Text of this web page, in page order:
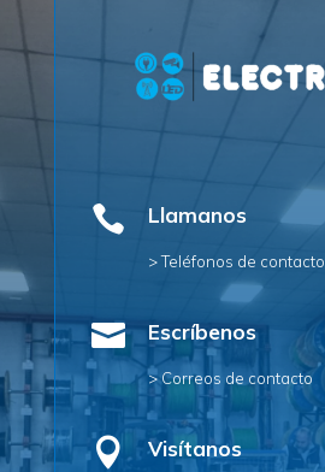
 Llamanos
> Teléfonos de contacto
 Escríbenos
> Correos de contacto
 Visítanos